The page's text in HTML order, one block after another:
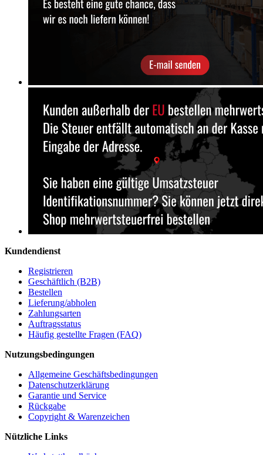
Kundendienst
Registrieren
Geschäftlich (B2B)
Bestellen
Lieferung/abholen
Zahlungsarten
Auftragsstatus
Häufig gestellte Fragen (FAQ)
Nutzungsbedingungen
Allgemeine Geschäftsbedingungen
Datenschutzerklärung
Garantie und Service
Rückgabe
Copyright & Warenzeichen
Nützliche Links